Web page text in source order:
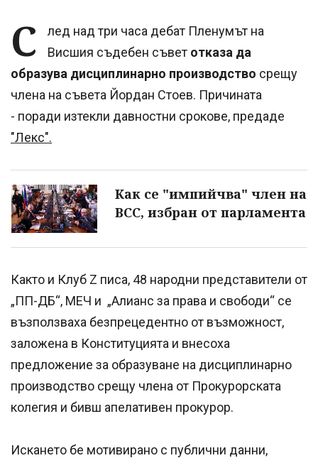
С
лед над три часа дебат Пленумът на
Висшия съдебен съвет отказа да
образува дисциплинарно производство срещу
члена на съвета Йордан Стоев. Причината
- поради изтекли давностни срокове, предаде
"Лекс".
Как се "импийчва" член на
ВСС, избран от парламента
Както и Клуб Z писа, 48 народни представители от
„ПП-ДБ“, МЕЧ и „Алианс за права и свободи“ се
възползваха безпрецедентно от възможност,
заложена в Конституцията и внесоха
предложение за образуване на дисциплинарно
производство срещу члена от Прокурорската
колегия и бивш апелативен прокурор.
Искането бе мотивирано с публични данни,